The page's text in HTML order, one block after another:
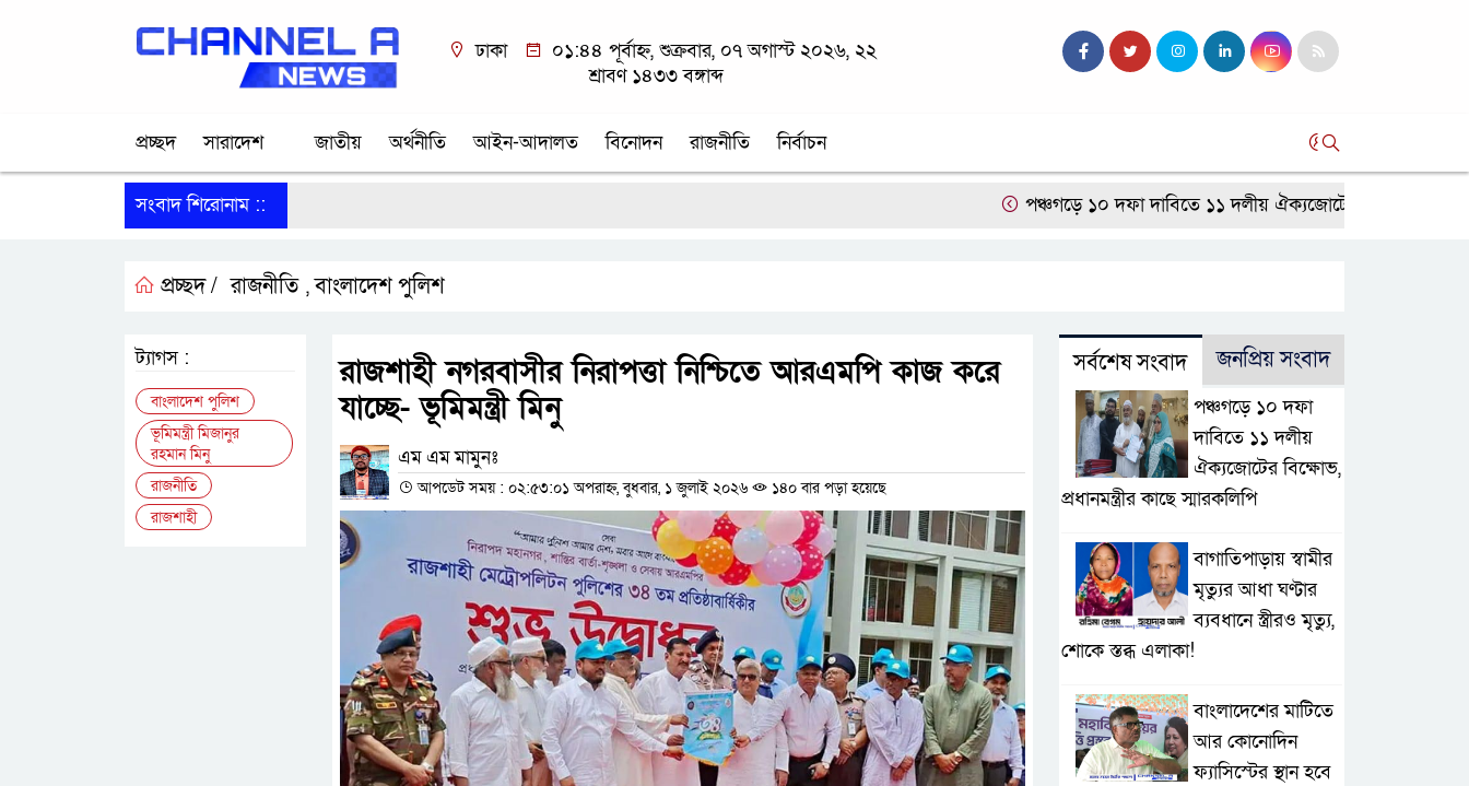
ঢাকা
০১:৪৪ পূর্বাহ্ন, শুক্রবার, ০৭ অগাস্ট ২০২৬, ২২
শ্রাবণ ১৪৩৩ বঙ্গাব্দ
প্রচ্ছদ সারাদেশ জাতীয় অর্থনীতি আইন-আদালত বিনোদন রাজনীতি নির্বাচন
সংবাদ শিরোনাম :: পঞ্চগড়ে ১০ দফা দাবিতে ১১ দলীয় ঐক্যজোটের বিক্ষোভ, প্রধানমন্ত্রীর
প্রচ্ছদ / রাজনীতি ,বাংলাদেশ পুলিশ
রাজশাহী নগরবাসীর নিরাপত্তা নিশ্চিতে আরএমপি কাজ করে
যাচ্ছে- ভূমিমন্ত্রী মিনু
এম এম মামুনঃ
আপডেট সময় : ০২:৫৩:০১ অপরাহ্ন, বুধবার, ১ জুলাই ২০২৬ ১৪০ বার পড়া হয়েছে
ট্যাগস :
বাংলাদেশ পুলিশ
ভূমিমন্ত্রী মিজানুর
রহমান মিনু
রাজনীতি
রাজশাহী
সর্বশেষ সংবাদ জনপ্রিয় সংবাদ
পঞ্চগড়ে ১০ দফা
দাবিতে ১১ দলীয়
ঐক্যজোটের বিক্ষোভ,
প্রধানমন্ত্রীর কাছে স্মারকলিপি
বাগাতিপাড়ায় স্বামীর
মৃত্যুর আধা ঘণ্টার
ব্যবধানে স্ত্রীরও মৃত্যু,
শোকে স্তব্ধ এলাকা!
বাংলাদেশের মাটিতে
আর কোনোদিন
ফ্যাসিস্টের স্থান হবে